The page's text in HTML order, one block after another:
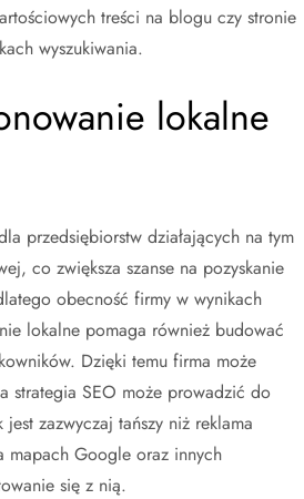
treści na blogu czy stronie
wyszukiwania.
lokalne
przedsiębiorstw działających na tym
co zwiększa szanse na pozyskanie
obecność firmy w wynikach
lokalne pomaga również budować
Dzięki temu firma może
strategia SEO może prowadzić do
zazwyczaj tańszy niż reklama
mapach Google oraz innych
się z nią.